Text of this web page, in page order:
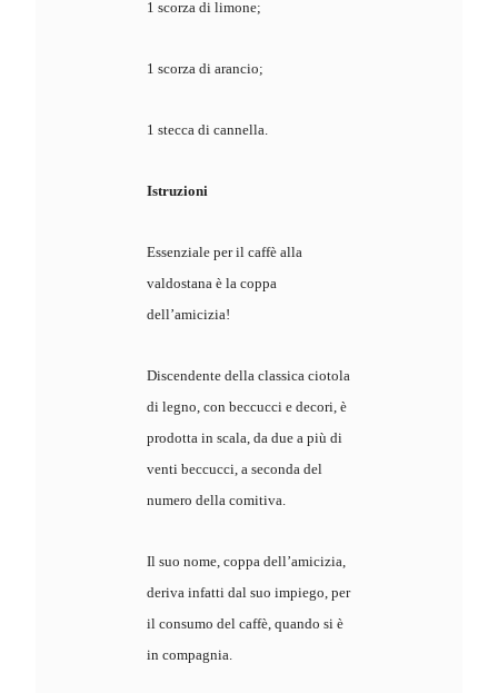
1 scorza di limone;
1 scorza di arancio;
1 stecca di cannella.
Istruzioni
Essenziale per il caffè alla
valdostana è la coppa
dell’amicizia!
Discendente della classica ciotola
di legno, con beccucci e decori, è
prodotta in scala, da due a più di
venti beccucci, a seconda del
numero della comitiva.
Il suo nome, coppa dell’amicizia,
deriva infatti dal suo impiego, per
il consumo del caffè, quando si è
in compagnia.